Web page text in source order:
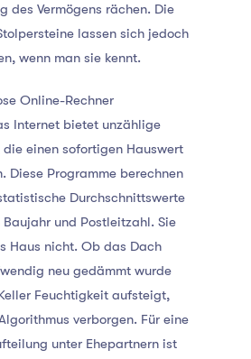
des Vermögens rächen. Die
lassen sich jedoch
wenn man sie kennt.
Online-Rechner
Internet bietet unzählige
die einen sofortigen Hauswert
Diese Programme berechnen
Durchschnittswerte
und Postleitzahl. Sie
Haus nicht. Ob das Dach
neu gedämmt wurde
Feuchtigkeit aufsteigt,
verborgen. Für eine
unter Ehepartnern ist